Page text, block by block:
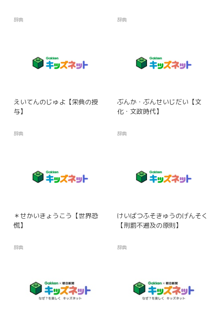
辞典 辞典
えいてんのじゅよ【栄典の授
与】
辞典
ぶんか・ぶんせいじだい【文
化・文政時代】
辞典
＊せかいきょうこう【世界恐
慌】
辞典
けいばつふそきゅうのげんそく
【刑罰不遡及の原則】
辞典